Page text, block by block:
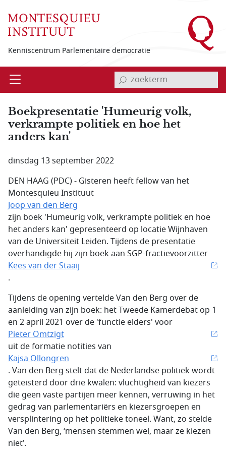
Kenniscentrum Parlementaire democratie
Open invoerveld zoekterm
Boekpresentatie 'Humeurig volk,
verkrampte politiek en hoe het
anders kan'
dinsdag 13 september 2022
DEN HAAG (PDC) - Gisteren heeft fellow van het
Montesquieu Instituut
Joop van den Berg
zijn boek 'Humeurig volk, verkrampte politiek en hoe
het anders kan' gepresenteerd op locatie Wijnhaven
van de Universiteit Leiden. Tijdens de presentatie
overhandigde hij zijn boek aan SGP-fractievoorzitter
Kees van der Staaij
.
Tijdens de opening vertelde Van den Berg over de
aanleiding van zijn boek: het Tweede Kamerdebat op 1
en 2 april 2021 over de 'functie elders' voor
Pieter Omtzigt
uit de formatie notities van
Kajsa Ollongren
. Van den Berg stelt dat de Nederlandse politiek wordt
geteisterd door drie kwalen: vluchtigheid van kiezers
die geen vaste partijen meer kennen, verruwing in het
gedrag van parlementariërs en kiezersgroepen en
versplintering op het politieke toneel. Want, zo stelde
Van den Berg, ‘mensen stemmen wel, maar ze kiezen
niet’.